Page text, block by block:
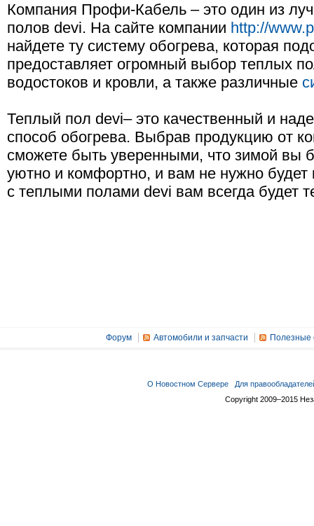
Компания Профи-Кабель – это один из
полов devi. На сайте компании http://
найдете ту систему обогрева, которая
предоставляет огромный выбор теплых
водостоков и кровли, а также различные
Теплый пол devi– это качественный и
способ обогрева. Выбрав продукцию от
сможете быть уверенными, что зимой вы
уютно и комфортно, и вам не нужно будет
с теплыми полами devi вам всегда будет
Форум Автомобили и запчасти Полезные
О Новостном Сервере
Для
Copyright 2009–2015